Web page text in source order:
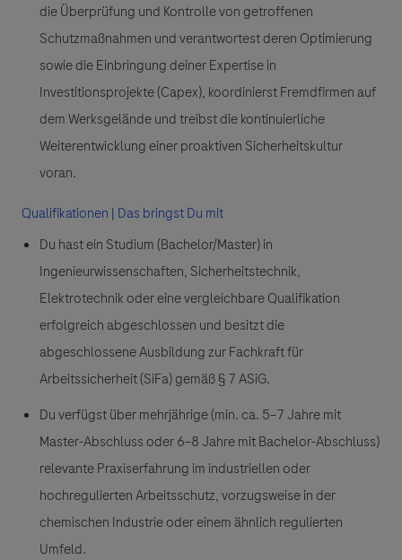
die Überprüfung und Kontrolle von getroffenen
Schutzmaßnahmen und verantwortest deren Optimierung
sowie die Einbringung deiner Expertise in
Investitionsprojekte (Capex), koordinierst Fremdfirmen auf
dem Werksgelände und treibst die kontinuierliche
Weiterentwicklung einer proaktiven Sicherheitskultur
voran.
Qualifikationen | Das bringst Du mit
Du hast ein Studium (Bachelor/Master) in
Ingenieurwissenschaften, Sicherheitstechnik,
Elektrotechnik oder eine vergleichbare Qualifikation
erfolgreich abgeschlossen und besitzt die
abgeschlossene Ausbildung zur Fachkraft für
Arbeitssicherheit (SiFa) gemäß § 7 ASiG.
Du verfügst über mehrjährige (min. ca. 5–7 Jahre mit
Master-Abschluss oder 6–8 Jahre mit Bachelor-Abschluss)
relevante Praxiserfahrung im industriellen oder
hochregulierten Arbeitsschutz, vorzugsweise in der
chemischen Industrie oder einem ähnlich regulierten
Umfeld.